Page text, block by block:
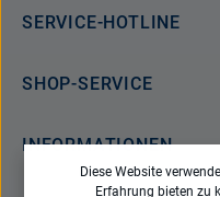
SERVICE-HOTLINE
SHOP-SERVICE
INFORMATIONEN
Diese Website
Erfahrung bieten zu